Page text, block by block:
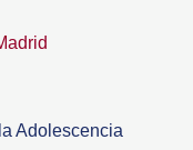
Adolescencia